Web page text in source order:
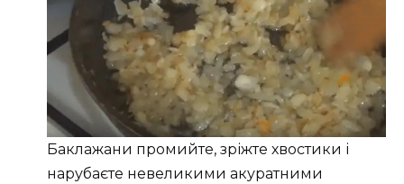
Баклажани промийте, зріжте хвостики і
нарубаєте невеликими акуратними